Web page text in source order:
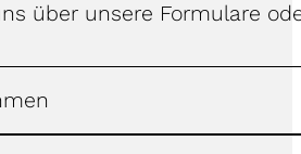
über unsere Formulare